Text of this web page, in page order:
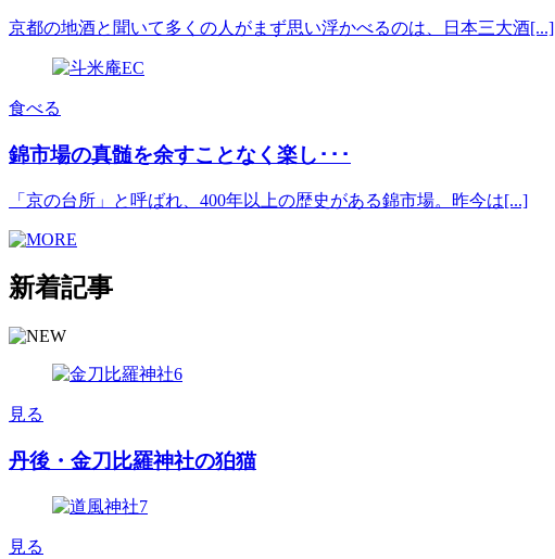
京都の地酒と聞いて多くの人がまず思い浮かべるのは、日本三大酒[...]
食べる
錦市場の真髄を余すことなく楽し･･･
「京の台所」と呼ばれ、400年以上の歴史がある錦市場。昨今は[...]
新着記事
見る
丹後・金刀比羅神社の狛猫
見る